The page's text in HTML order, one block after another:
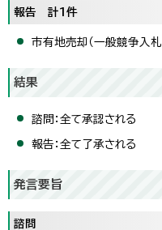
報告 計1件
市有地売却（一般競争入
結果
諮問：全て承認される
報告：全て了承される
発言要旨
諮問